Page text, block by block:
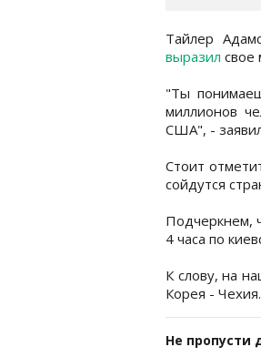
Тайлер
выразил свое
"Ты
миллионов
США", -
Стоит
сойдутся
Подчеркнем,
4 часа по
К слову, на
Корея - Чехия.
Не пропусти